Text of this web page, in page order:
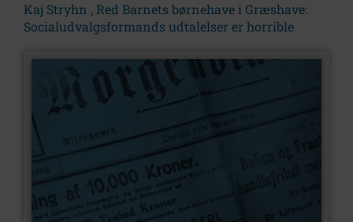
Kaj Stryhn , Red Barnets børnehave i Græshave:
Socialudvalgsformands udtalelser er horrible